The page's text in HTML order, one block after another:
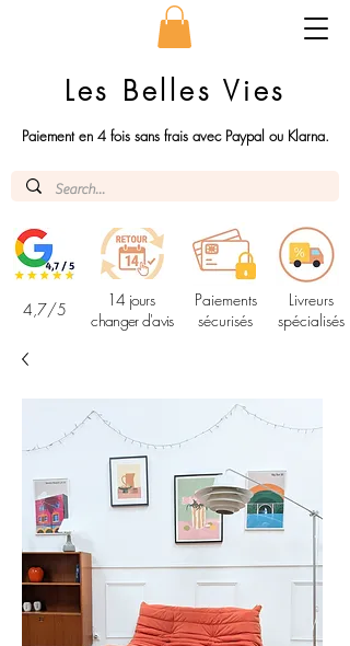
Les Belles Vies
Paiement en 4 fois sans frais avec Paypal ou Klarna.
4,7/5
14 jours
changer d'avis
Paiements
sécurisés
Livreurs
spécialisés